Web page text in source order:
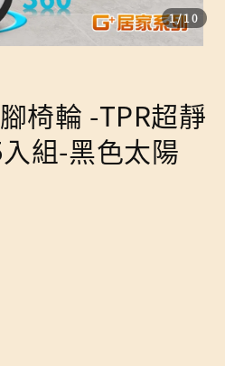
1/10
椅輪 -TPR超靜
組-黑色太陽